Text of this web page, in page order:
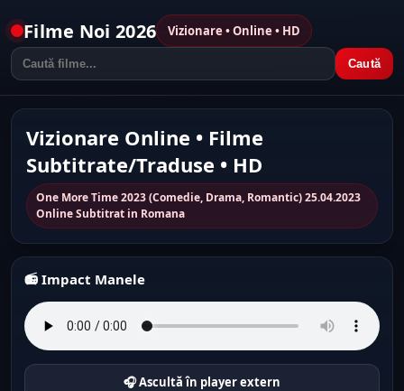
Filme Noi 2026 Vizionare • Online • HD
Caută
Vizionare Online • Filme
Subtitrate/Traduse • HD
One More Time 2023 (Comedie, Drama, Romantic) 25.04.2023
Online Subtitrat in Romana
📻 Impact Manele
🎧 Ascultă în player extern